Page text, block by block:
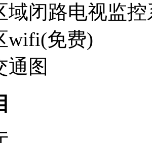
域闭路电视监控
wifi(免费)
通图